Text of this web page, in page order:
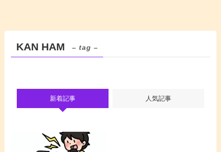
KAN HAM – tag –
新着記事 人気記事